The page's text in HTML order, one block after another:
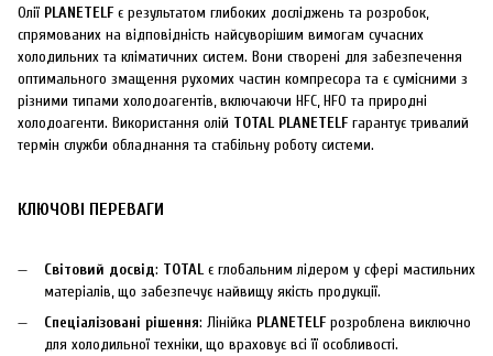
Олії PLANETELFє результатом глибоких досліджень та розробок,
спрямованих на відповідність найсуворішим вимогам сучасних
холодильних та кліматичних систем. Вони створені для забезпечення
оптимального змащення рухомих частин компресора та є сумісними з
різними типами холодоагентів, включаючи HFC, HFO та природні
холодоагенти. Використання олій TOTAL PLANETELFгарантує тривалий
термін служби обладнання та стабільну роботу системи.
КЛЮЧОВІ ПЕРЕВАГИ
Світовий досвід: TOTALє глобальним лідером у сфері мастильних
матеріалів, що забезпечує найвищу якість продукції.
Спеціалізовані рішення: Лінійка PLANETELFрозроблена виключно
для холодильної техніки, що враховує всі її особливості.